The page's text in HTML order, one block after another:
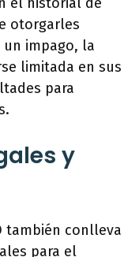
otorgarles
un impago, la
limitada en sus
para
y
también conlleva
para el